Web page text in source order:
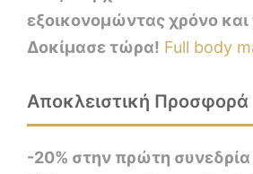
εξοικονομώντας χρόνο
Δοκίμασε τώρα! Full body
Αποκλειστική Προσφορά
-20% στην πρώτη συνεδρία